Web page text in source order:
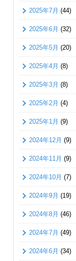
2025年7月 (44)
2025年6月 (32)
2025年5月 (20)
2025年4月 (8)
2025年3月 (8)
2025年2月 (4)
2025年1月 (9)
2024年12月 (9)
2024年11月 (9)
2024年10月 (7)
2024年9月 (19)
2024年8月 (46)
2024年7月 (49)
2024年6月 (34)